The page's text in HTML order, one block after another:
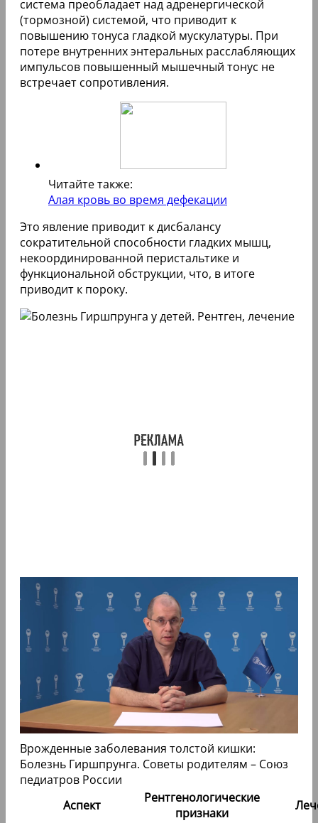
система преобладает над адренергической
(тормозной) системой, что приводит к
повышению тонуса гладкой мускулатуры. При
потере внутренних энтеральных расслабляющих
импульсов повышенный мышечный тонус не
встречает сопротивления.
Читайте также:
Алая кровь во время дефекации
Это явление приводит к дисбалансу
сократительной способности гладких мышц,
некоординированной перистальтике и
функциональной обструкции, что, в итоге
приводит к пороку.
Врожденные заболевания толстой кишки:
Болезнь Гиршпрунга. Советы родителям – Союз
педиатров России
Аспект
Рентгенологические
признаки